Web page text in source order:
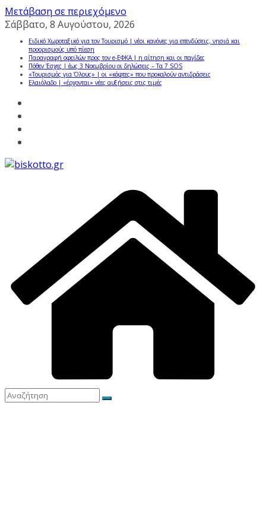
Μετάβαση σε περιεχόμενο
Σάββατο, 8 Αυγούστου, 2026
Ειδικό Χωροταξικό για τον Τουρισμό | νέοι κανόνες για επενδύσεις, νησιά και
προορισμούς υπό πίεση
Παραγραφή οφειλών προς τον e-ΕΦΚΑ | η αίτηση και οι παγίδες
Πόθεν Έσχες | έως 3 Νοεμβρίου οι δηλώσεις – Τα 7 SOS
«Τουρισμός για Όλους» | οι «κόφτες» που προκαλούν αντιδράσεις
Ελαιόλαδο | «έρχονται» νέες αυξήσεις στις τιμές